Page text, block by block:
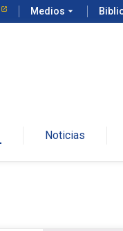
Medios arrow_drop_down
Noticias